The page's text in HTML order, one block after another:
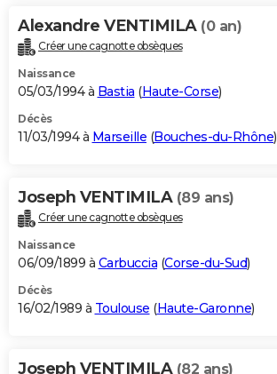
Alexandre VENTIMILA (0 an)
Créer une cagnotte obsèques
Naissance
05/03/1994 à Bastia (Haute-Corse)
Décès
11/03/1994 à Marseille (Bouches-du-Rhône)
Joseph VENTIMILA (89 ans)
Créer une cagnotte obsèques
Naissance
06/09/1899 à Carbuccia (Corse-du-Sud)
Décès
16/02/1989 à Toulouse (Haute-Garonne)
Joseph VENTIMILA (82 ans)